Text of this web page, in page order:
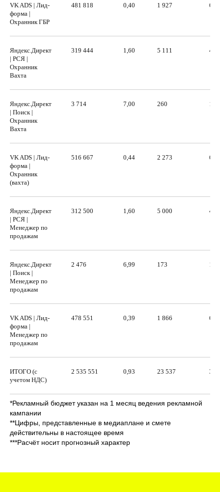
VK ADS | Лид-
форма |
Охранник ГБР
481 818 0,40 1 927 63
Яндекс.Директ
| РСЯ |
Охранник
Вахта
319 444 1,60 5 111 46
Яндекс.Директ
| Поиск |
Охранник
Вахта
3 714 7,00 260 13
VK ADS | Лид-
форма |
Охранник
(вахта)
516 667 0,44 2 273 62
Яндекс.Директ
| РСЯ |
Менеджер по
продажам
312 500 1,60 5 000 45
Яндекс.Директ
| Поиск |
Менеджер по
продажам
2 476 6,99 173 13
VK ADS | Лид-
форма |
Менеджер по
продажам
478 551 0,39 1 866 66
ИТОГО (с
учетом НДС)
2 535 551 0,93 23 537
*Рекламный бюджет указан на 1 месяц ведения рекламной
кампании
**Цифры, представленные в медиаплане и смете
действительны в настоящее время
***Расчёт носит прогнозный характер
Почему это сработает?
Масштабируем только эффективные
гипотезы
Мы будем использовать бюджет только на те
объявления, которые дают нужный нам результат
Работаем в тесной связке с вашим отделом продаж,